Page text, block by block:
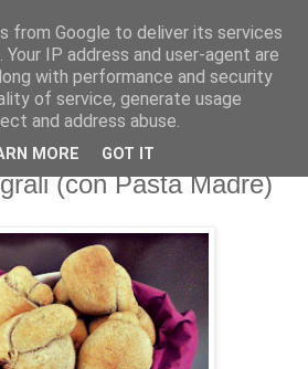
di Liana
assistenti di cucina!
(con Pasta Madre)
from Google to deliver its services
IP address and user-agent are
with performance and security
of service, generate usage
and address abuse.
MORE GOT IT